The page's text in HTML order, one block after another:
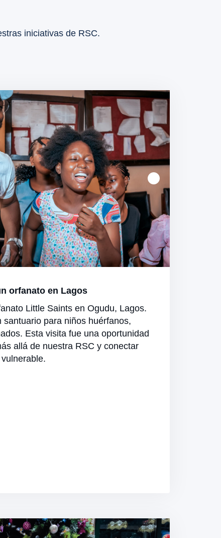
iniciativas de RSC.
orfanato en Lagos
Little Saints en Ogudu, Lagos.
santuario para niños huérfanos,
Esta visita fue una oportunidad
allá de nuestra RSC y conectar